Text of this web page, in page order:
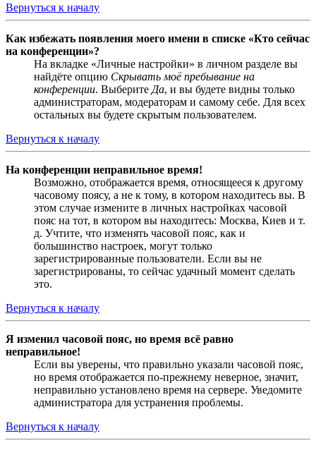
Вернуться к началу
Как избежать появления моего имени в списке «Кто сейчас
на конференции»?
На вкладке «Личные настройки» в личном разделе вы
найдёте опцию Скрывать моё пребывание на
конференции. Выберите Да, и вы будете видны только
администраторам, модераторам и самому себе. Для всех
остальных вы будете скрытым пользователем.
Вернуться к началу
На конференции неправильное время!
Возможно, отображается время, относящееся к другому
часовому поясу, а не к тому, в котором находитесь вы. В
этом случае измените в личных настройках часовой
пояс на тот, в котором вы находитесь: Москва, Киев и т.
д. Учтите, что изменять часовой пояс, как и
большинство настроек, могут только
зарегистрированные пользователи. Если вы не
зарегистрированы, то сейчас удачный момент сделать
это.
Вернуться к началу
Я изменил часовой пояс, но время всё равно
неправильное!
Если вы уверены, что правильно указали часовой пояс,
но время отображается по-прежнему неверное, значит,
неправильно установлено время на сервере. Уведомите
администратора для устранения проблемы.
Вернуться к началу